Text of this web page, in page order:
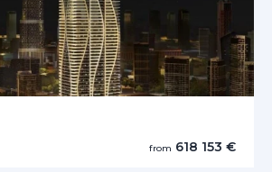
from 618 153 €